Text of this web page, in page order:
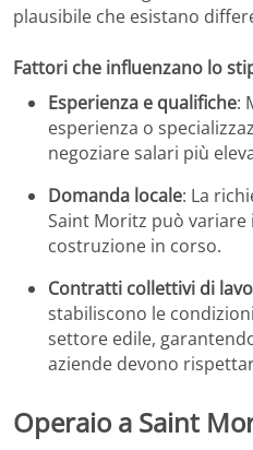
plausibile che esistano
Fattori che influenzano lo
Esperienza e qualifiche:
esperienza o
negoziare salari più
Domanda locale: La
Saint Moritz può
costruzione in corso.
Contratti collettivi di
stabiliscono le
settore edile,
aziende devono
Operaio a Saint